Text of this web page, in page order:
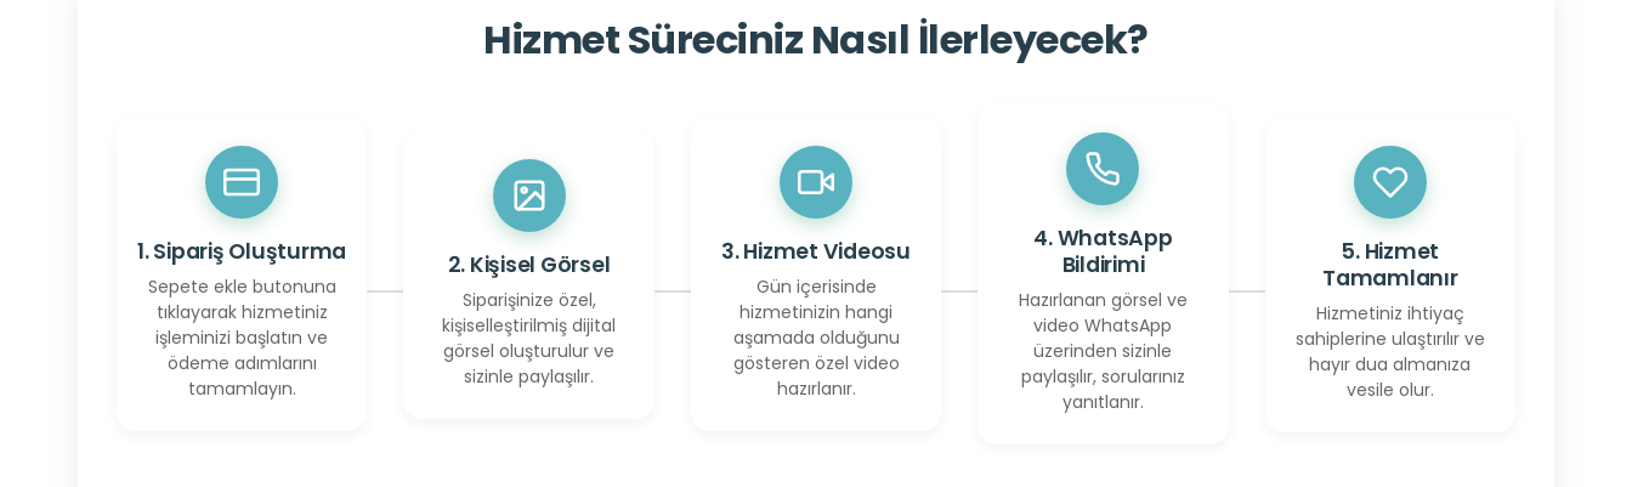
Hizmet Süreciniz Nasıl İlerleyecek?
1. Sipariş Oluşturma
Sepete ekle butonuna
tıklayarak hizmetiniz
işleminizi başlatın ve
ödeme adımlarını
tamamlayın.
2. Kişisel Görsel
Siparişinize özel,
kişiselleştirilmiş dijital
görsel oluşturulur ve
sizinle paylaşılır.
3. Hizmet Videosu
Gün içerisinde
hizmetinizin hangi
aşamada olduğunu
gösteren özel video
hazırlanır.
4. WhatsApp
Bildirimi
Hazırlanan görsel ve
video WhatsApp
üzerinden sizinle
paylaşılır, sorularınız
yanıtlanır.
5. Hizmet
Tamamlanır
Hizmetiniz ihtiyaç
sahiplerine ulaştırılır ve
hayır dua almanıza
vesile olur.